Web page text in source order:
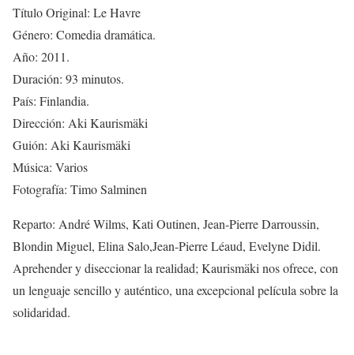
Título Original: Le Havre
Género: Comedia dramática.
Año: 2011.
Duración: 93 minutos.
País: Finlandia.
Dirección: Aki Kaurismäki
Guión: Aki Kaurismäki
Música: Varios
Fotografía: Timo Salminen
Reparto: André Wilms, Kati Outinen, Jean-Pierre Darroussin,
Blondin Miguel, Elina Salo,Jean-Pierre Léaud, Evelyne Didil.
Aprehender y diseccionar la realidad; Kaurismäki nos ofrece, con
un lenguaje sencillo y auténtico, una excepcional película sobre la
solidaridad.